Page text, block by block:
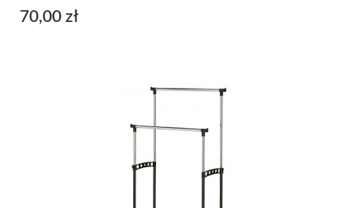
70,00 zł